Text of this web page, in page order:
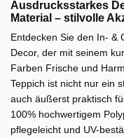
Ausdrucksstarkes
Material – stilvolle
Entdecken Sie den In- &
Decor, der mit seinem
Farben Frische und
Teppich ist nicht nur ein
auch äußerst praktisch
100% hochwertigem
pflegeleicht und UV-